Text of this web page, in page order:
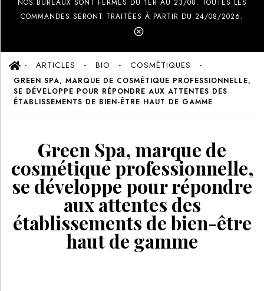
COMMANDES SERONT TRAITÉES À PARTIR DU 24/08/2026.
ARTICLES BIO COSMÉTIQUES
GREEN SPA, MARQUE DE COSMÉTIQUE PROFESSIONNELLE,
SE DÉVELOPPE POUR RÉPONDRE AUX ATTENTES DES
ÉTABLISSEMENTS DE BIEN-ÊTRE HAUT DE GAMME
Green Spa, marque de
cosmétique professionnelle,
se développe pour répondre
aux attentes des
établissements de bien-être
haut de gamme